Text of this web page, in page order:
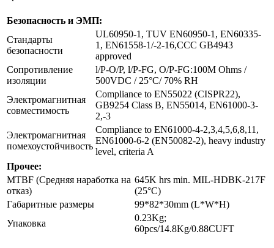
Безопасность и ЭМП:
Стандарты
безопасности
UL60950-1, TUV EN60950-1, EN60335-
1, EN61558-1/-2-16,CCC GB4943
approved
Сопротивление
изоляции
l/P-O/P, l/P-FG, O/P-FG:100M Ohms /
500VDC / 25°C/ 70% RH
Электромагнитная
совместимость
Compliance to EN55022 (CISPR22),
GB9254 Class B, EN55014, EN61000-3-
2,-3
Электромагнитная
помехоустойчивость
Compliance to EN61000-4-2,3,4,5,6,8,11,
EN61000-6-2 (EN50082-2), heavy industry
level, criteria A
Прочее:
MTBF (Средняя наработка на
отказ)
645K hrs min. MIL-HDBK-217F
(25°C)
Габаритные размеры
99*82*30mm (L*W*H)
Упаковка
0.23Kg;
60pcs/14.8Kg/0.88CUFT